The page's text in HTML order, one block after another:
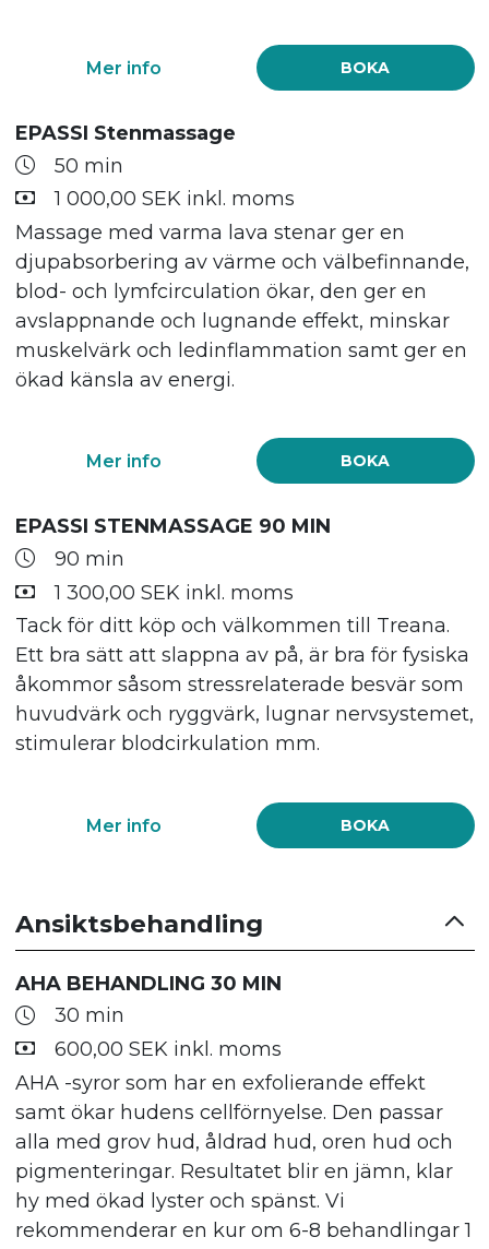
BOKA
Mer info
EPASSI Stenmassage
50 min
1 000,00 SEK inkl. moms
Massage med varma lava stenar ger en
djupabsorbering av värme och välbefinnande,
blod- och lymfcirculation ökar, den ger en
avslappnande och lugnande effekt, minskar
muskelvärk och ledinflammation samt ger en
ökad känsla av energi.
BOKA
Mer info
EPASSI STENMASSAGE 90 MIN
90 min
1 300,00 SEK inkl. moms
Tack för ditt köp och välkommen till Treana.
Ett bra sätt att slappna av på, är bra för fysiska
åkommor såsom stressrelaterade besvär som
huvudvärk och ryggvärk, lugnar nervsystemet,
stimulerar blodcirkulation mm.
BOKA
Mer info
Ansiktsbehandling
AHA BEHANDLING 30 MIN
30 min
600,00 SEK inkl. moms
AHA -syror som har en exfolierande effekt
samt ökar hudens cellförnyelse. Den passar
alla med grov hud, åldrad hud, oren hud och
pigmenteringar. Resultatet blir en jämn, klar
hy med ökad lyster och spänst. Vi
rekommenderar en kur om 6-8 behandlingar 1